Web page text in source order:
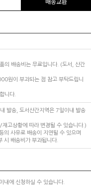
의 배송비는 무료입니다. (도서, 산간
원이 부과되는 점 참고 부탁드립니
니다.
발송, 도서산간지역은 7일이내 발송
고상황에 따라 변경될 수 있습니다.)
의 사유로 배송이 지연될 수 있으며
시 배송비가 부과됩니다.
내에 신청하실 수 있습니다.